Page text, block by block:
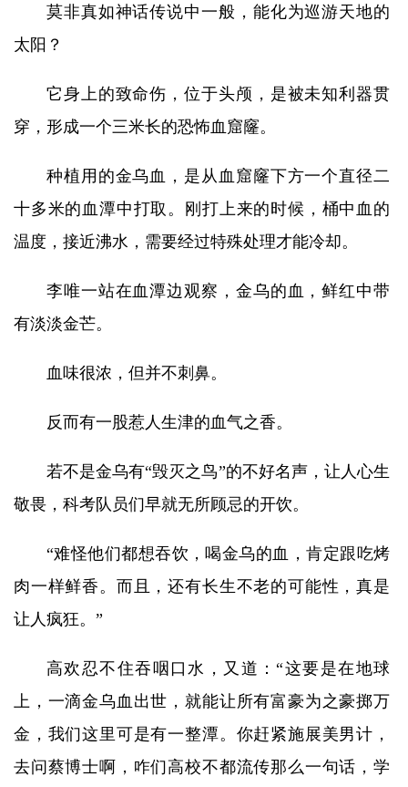
莫非真如神话传说中一般，能化为巡游天地的
太阳？
它身上的致命伤，位于头颅，是被未知利器贯
穿，形成一个三米长的恐怖血窟窿。
种植用的金乌血，是从血窟窿下方一个直径二
十多米的血潭中打取。刚打上来的时候，桶中血的
温度，接近沸水，需要经过特殊处理才能冷却。
李唯一站在血潭边观察，金乌的血，鲜红中带
有淡淡金芒。
血味很浓，但并不刺鼻。
反而有一股惹人生津的血气之香。
若不是金乌有“毁灭之鸟”的不好名声，让人心生
敬畏，科考队员们早就无所顾忌的开饮。
“难怪他们都想吞饮，喝金乌的血，肯定跟吃烤
肉一样鲜香。而且，还有长生不老的可能性，真是
让人疯狂。”
高欢忍不住吞咽口水，又道：“这要是在地球
上，一滴金乌血出世，就能让所有富豪为之豪掷万
金，我们这里可是有一整潭。你赶紧施展美男计，
去问蔡博士啊，咋们高校不都流传那么一句话，学